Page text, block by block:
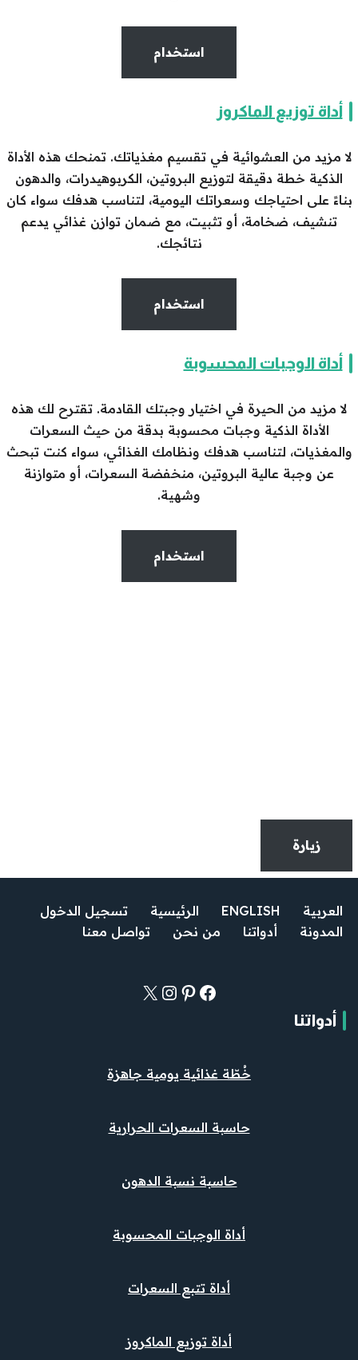
استخدام
أداة توزيع الماكروز
لا مزيد من العشوائية في تقسيم مغذياتك. تمنحك هذه الأداة
الذكية خطة دقيقة لتوزيع البروتين، الكربوهيدرات، والدهون
بناءً على احتياجك وسعراتك اليومية، لتناسب هدفك سواء كان
تنشيف، ضخامة، أو تثبيت، مع ضمان توازن غذائي يدعم
نتائجك.
استخدام
أداة الوجبات المحسوبة
لا مزيد من الحيرة في اختيار وجبتك القادمة. تقترح لك هذه
الأداة الذكية وجبات محسوبة بدقة من حيث السعرات
والمغذيات، لتناسب هدفك ونظامك الغذائي، سواء كنت تبحث
عن وجبة عالية البروتين، منخفضة السعرات، أو متوازنة
وشهية.
استخدام
زيارة
العربية ENGLISH الرئيسية
تسجيل الدخول
المدونة
أدواتنا من نحن تواصل معنا
أدواتنا
خُطّة غذائية يومية جاهزة
حاسبة السعرات الحرارية
حاسبة نسبة الدهون
أداة الوجبات المحسوبة
أداة تتبع السعرات
أداة توزيع الماكروز